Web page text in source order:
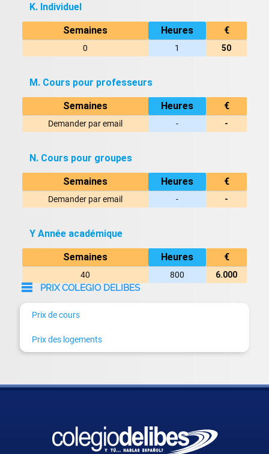
K. Individuel
Semaines Heures €
0 1 50
M. Cours pour professeurs
Semaines Heures €
Demander par email - -
N. Cours pour groupes
Semaines Heures €
Demander par email - -
Y Année académique
Semaines Heures €
40 800 6.000
PRIX COLEGIO DELIBES
Prix de cours
Prix des logements